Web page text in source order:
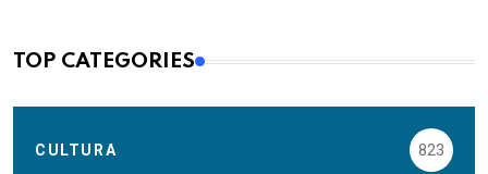
TOP CATEGORIES
CULTURA 823